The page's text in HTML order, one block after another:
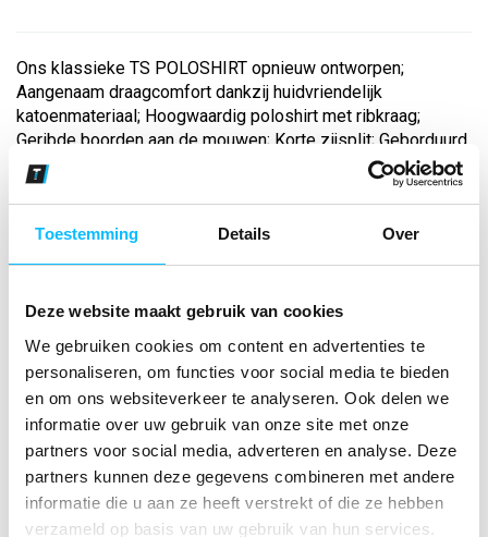
Toestemming Details Over
Deze website maakt gebruik van cookies
We gebruiken cookies om content en advertenties te
personaliseren, om functies voor social media te bieden
en om ons websiteverkeer te analyseren. Ook delen we
informatie over uw gebruik van onze site met onze
partners voor social media, adverteren en analyse. Deze
partners kunnen deze gegevens combineren met andere
informatie die u aan ze heeft verstrekt of die ze hebben
verzameld op basis van uw gebruik van hun services.
Ons klassieke TS POLOSHIRT opnieuw ontworpen;
Aangenaam draagcomfort dankzij huidvriendelijk
katoenmateriaal; Hoogwaardig poloshirt met ribkraag;
Geribde boorden aan de mouwen; Korte zijsplit; Geborduurd
ton-sur-ton logo op de schouderpartij; Gewicht...
Bekijk andere kleuren
Maat
Aantal
*Gratis verzending vanaf €150,- exclusief BTW
Kies kleur/maat